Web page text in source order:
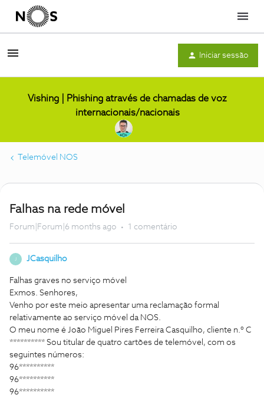
Menu
Iniciar sessão
Vishing | Phishing através de chamadas de voz
internacionais/nacionais
Telemóvel NOS
Falhas na rede móvel
Forum|Forum|6 months ago 1 comentário
JCasquilho
Falhas graves no serviço móvel
Exmos. Senhores,
Venho por este meio apresentar uma reclamação formal
relativamente ao serviço móvel da NOS.
O meu nome é João Miguel Pires Ferreira Casquilho, cliente n.º C
********** Sou titular de quatro cartões de telemóvel, com os
seguintes números:
96**********
96**********
96**********